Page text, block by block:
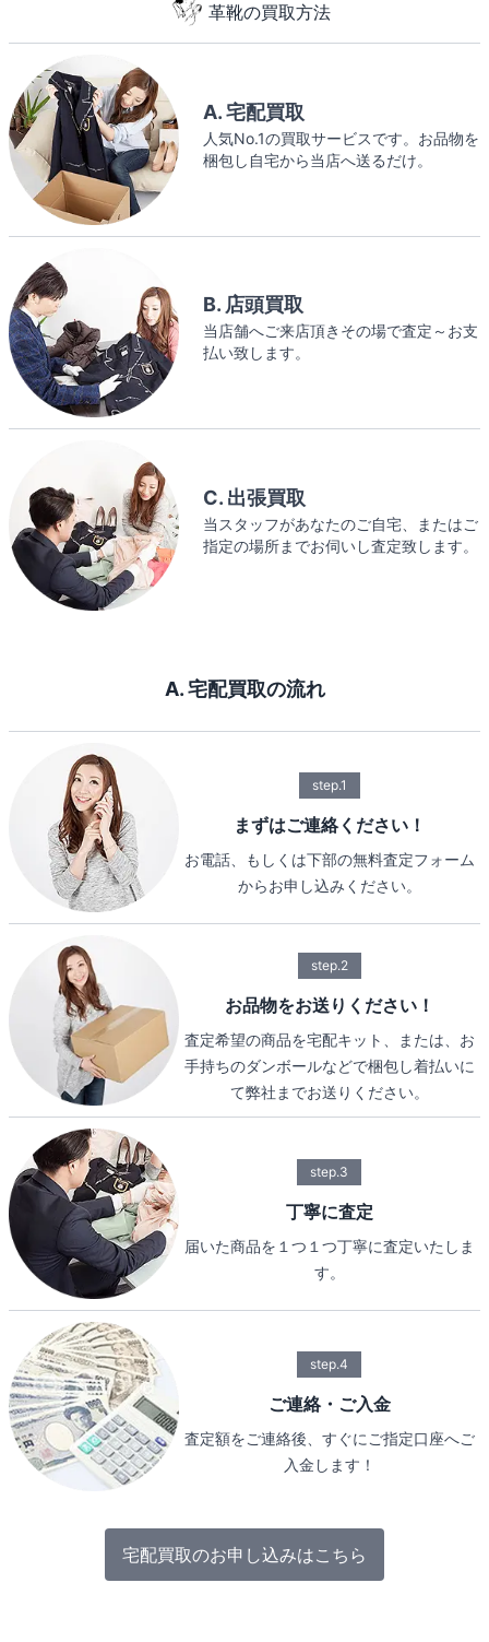
革靴の買取方法
A. 宅配買取
人気No.1の買取サービスです。お品物を
梱包し自宅から当店へ送るだけ。
B. 店頭買取
当店舗へご来店頂きその場で査定～お支
払い致します。
C. 出張買取
当スタッフがあなたのご自宅、またはご
指定の場所までお伺いし査定致します。
A. 宅配買取の流れ
step.1
まずはご連絡ください！
お電話、もしくは下部の無料査定フォーム
からお申し込みください。
step.2
お品物をお送りください！
査定希望の商品を宅配キット、または、お
手持ちのダンボールなどで梱包し着払いに
て弊社までお送りください。
step.3
丁寧に査定
届いた商品を１つ１つ丁寧に査定いたしま
す。
step.4
ご連絡・ご入金
査定額をご連絡後、すぐにご指定口座へご
入金します！
宅配買取のお申し込みはこちら